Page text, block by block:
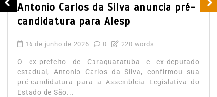
Antonio Carlos da Silva anuncia pré-
candidatura para Alesp
16 de junho de 2026 0 220 words
O ex-prefeito de Caraguatatuba e ex-deputado
estadual, Antonio Carlos da Silva, confirmou sua
pré-candidatura para a Assembleia Legislativa do
Estado de São...